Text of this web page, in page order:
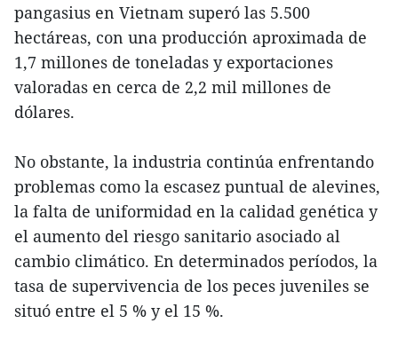
pangasius en Vietnam superó las 5.500
hectáreas, con una producción aproximada de
1,7 millones de toneladas y exportaciones
valoradas en cerca de 2,2 mil millones de
dólares.
No obstante, la industria continúa enfrentando
problemas como la escasez puntual de alevines,
la falta de uniformidad en la calidad genética y
el aumento del riesgo sanitario asociado al
cambio climático. En determinados períodos, la
tasa de supervivencia de los peces juveniles se
situó entre el 5 % y el 15 %.